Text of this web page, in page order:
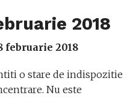
2018
februarie 2018
o stare de indispozitie
Nu este